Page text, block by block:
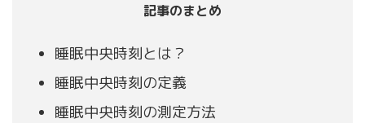
記事のまとめ
睡眠中央時刻とは？
睡眠中央時刻の定義
睡眠中央時刻の測定方法